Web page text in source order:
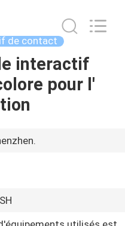
de contact
interactif
pour l'